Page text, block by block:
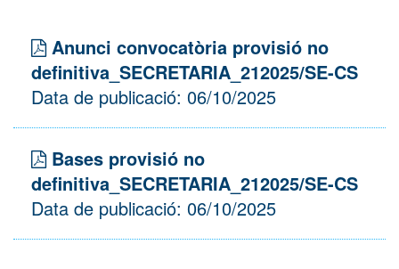
Anunci convocatòria provisió no
definitiva_SECRETARIA_212025/SE-CS
Data de publicació: 06/10/2025
Bases provisió no
definitiva_SECRETARIA_212025/SE-CS
Data de publicació: 06/10/2025